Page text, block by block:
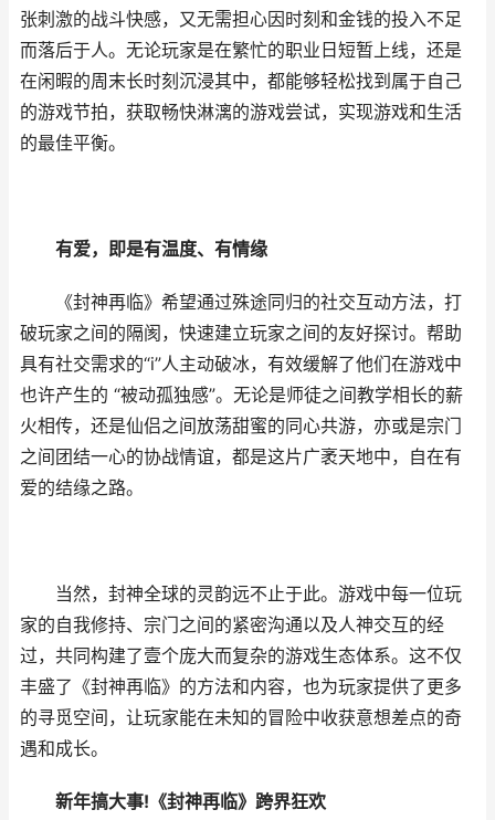
张刺激的战斗快感，又无需担心因时刻和金钱的投入不足
而落后于人。无论玩家是在繁忙的职业日短暂上线，还是
在闲暇的周末长时刻沉浸其中，都能够轻松找到属于自己
的游戏节拍，获取畅快淋漓的游戏尝试，实现游戏和生活
的最佳平衡。
有爱，即是有温度、有情缘
《封神再临》希望通过殊途同归的社交互动方法，打
破玩家之间的隔阂，快速建立玩家之间的友好探讨。帮助
具有社交需求的“i”人主动破冰，有效缓解了他们在游戏中
也许产生的 “被动孤独感”。无论是师徒之间教学相长的薪
火相传，还是仙侣之间放荡甜蜜的同心共游，亦或是宗门
之间团结一心的协战情谊，都是这片广袤天地中，自在有
爱的结缘之路。
当然，封神全球的灵韵远不止于此。游戏中每一位玩
家的自我修持、宗门之间的紧密沟通以及人神交互的经
过，共同构建了壹个庞大而复杂的游戏生态体系。这不仅
丰盛了《封神再临》的方法和内容，也为玩家提供了更多
的寻觅空间，让玩家能在未知的冒险中收获意想差点的奇
遇和成长。
新年搞大事!《封神再临》跨界狂欢